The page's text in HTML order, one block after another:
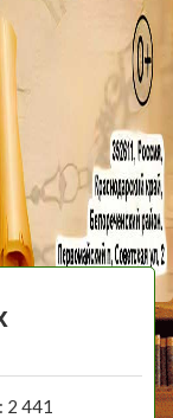
2 441